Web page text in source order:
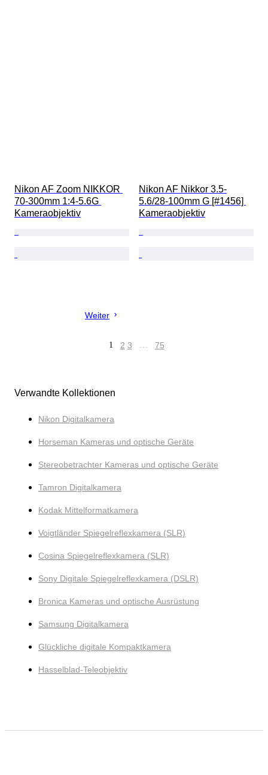
Nikon AF Zoom NIKKOR
70-300mm 1:4-5.6G
Kameraobjektiv
Nikon AF Nikkor 3.5-
5.6/28-100mm G [#1456]
Kameraobjektiv
Weiter
1 2 3 … 75
Verwandte Kollektionen
Nikon Digitalkamera
Horseman Kameras und optische Geräte
Stereobetrachter Kameras und optische Geräte
Tamron Digitalkamera
Kodak Mittelformatkamera
Voigtländer Spiegelreflexkamera (SLR)
Cosina Spiegelreflexkamera (SLR)
Sony Digitale Spiegelreflexkamera (DSLR)
Bronica Kameras und optische Ausrüstung
Samsung Digitalkamera
Glückliche digitale Kompaktkamera
Hasselblad-Teleobjektiv